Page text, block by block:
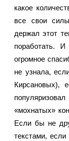
какое
все свои
держал этот
поработать.
огромное
не узнала,
Кирсановых),
«мохнатых»
Если бы не
текстами,